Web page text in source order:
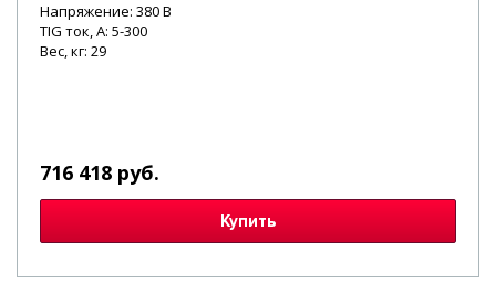
Напряжение: 380 В
TIG ток, А: 5-300
Вес, кг: 29
716 418 руб.
Купить